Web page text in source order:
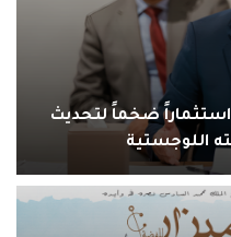
ضخماً لتحديث
اللوجستية